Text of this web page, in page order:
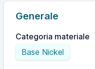
Generale
Categoria materiale
Base Nickel